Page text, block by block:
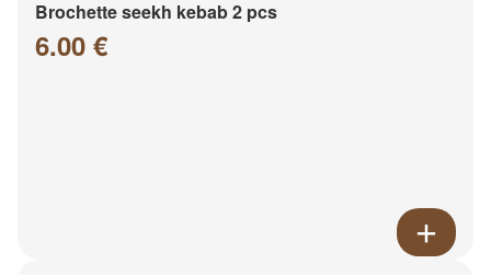
Brochette seekh kebab 2 pcs
6.00 €